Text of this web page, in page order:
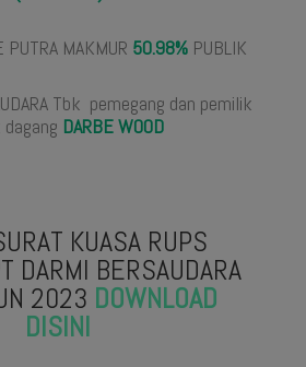
PUTRA MAKMUR 50.98% PUBLIK
Tbk pemegang dan pemilik
DARBE WOOD
KUASA RUPS
DARMI BERSAUDARA
2023 DOWNLOAD
DISINI